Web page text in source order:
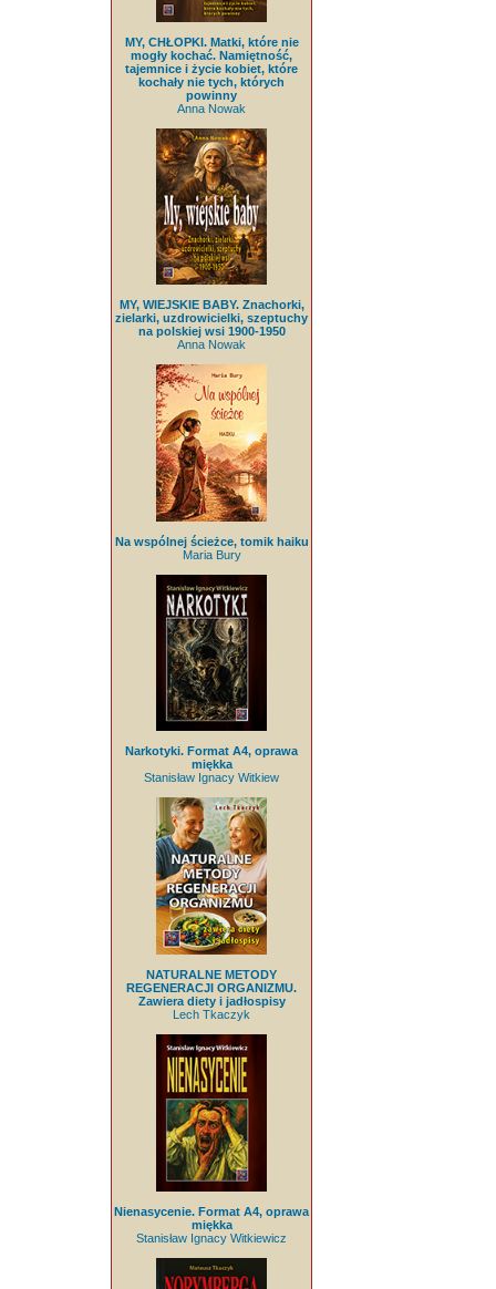
MY, CHŁOPKI. Matki, które nie
mogły kochać. Namiętność,
tajemnice i życie kobiet, które
kochały nie tych, których
powinny
Anna Nowak
MY, WIEJSKIE BABY. Znachorki,
zielarki, uzdrowicielki, szeptuchy
na polskiej wsi 1900-1950
Anna Nowak
Na wspólnej ścieżce, tomik haiku
Maria Bury
Narkotyki. Format A4, oprawa
miękka
Stanisław Ignacy Witkiew
NATURALNE METODY
REGENERACJI ORGANIZMU.
Zawiera diety i jadłospisy
Lech Tkaczyk
Nienasycenie. Format A4, oprawa
miękka
Stanisław Ignacy Witkiewicz